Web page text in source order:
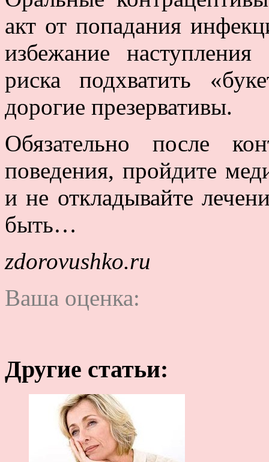
акт от попадания
избежание
риска подхватить
дорогие презервативы.
Обязательно после
поведения, пройдите
и не откладывайте
быть…
zdorovushko.ru
Ваша оценка:
Другие статьи: